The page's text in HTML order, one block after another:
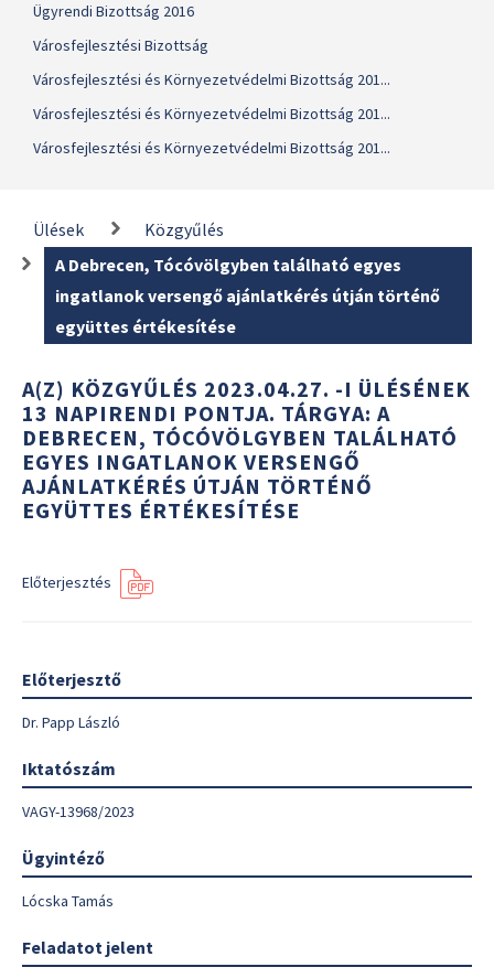
Ügyrendi Bizottság 2016
Városfejlesztési Bizottság
Városfejlesztési és Környezetvédelmi Bizottság 201...
Városfejlesztési és Környezetvédelmi Bizottság 201...
Városfejlesztési és Környezetvédelmi Bizottság 201...
Ülések
Közgyűlés
A Debrecen, Tócóvölgyben található egyes
ingatlanok versengő ajánlatkérés útján történő
együttes értékesítése
A(Z) KÖZGYŰLÉS 2023.04.27. -I ÜLÉSÉNEK
13 NAPIRENDI PONTJA. TÁRGYA: A
DEBRECEN, TÓCÓVÖLGYBEN TALÁLHATÓ
EGYES INGATLANOK VERSENGŐ
AJÁNLATKÉRÉS ÚTJÁN TÖRTÉNŐ
EGYÜTTES ÉRTÉKESÍTÉSE
Előterjesztés
Előterjesztő
Dr. Papp László
Iktatószám
VAGY-13968/2023
Ügyintéző
Lócska Tamás
Feladatot jelent